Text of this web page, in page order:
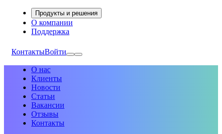
Продукты и решения
О компании
Поддержка
КонтактыВойти
О нас
Клиенты
Новости
Статьи
Вакансии
Отзывы
Контакты